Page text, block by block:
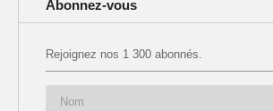
Abonnez-vous
Rejoignez nos 1 300 abonnés.